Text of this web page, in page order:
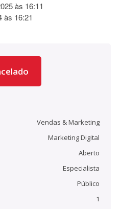
às 16:11
às 16:21
Vendas & Marketing
Marketing Digital
Aberto
Especialista
Público
1